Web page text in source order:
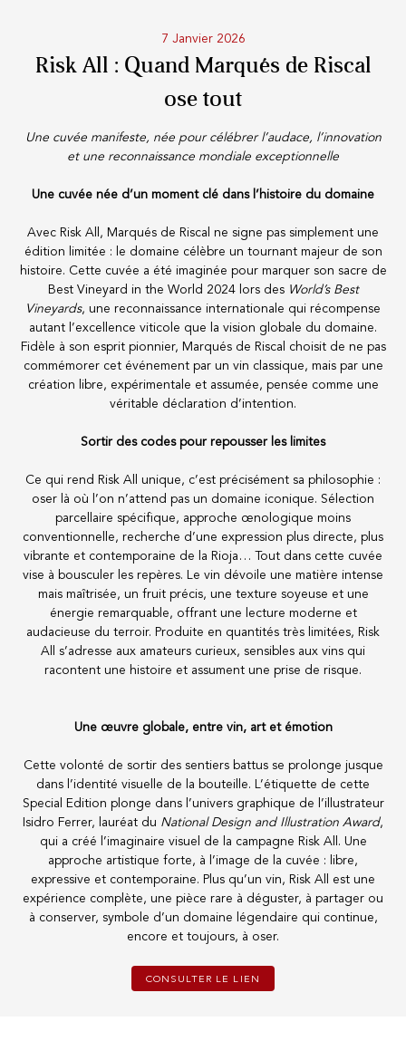
Conditions optimales
Satigny
EXPLOREZ VINOTHÈQUE.CH
Producteurs
Vins
Porto
Promotions
LA MAISON VINOTHÈQUE
Présentation
Actualités
Mentions Légales
Confidentialité
CGV
Contact
La vinotheque S.A.
Rue des Sablières 5 - 1242 Satigny
Changer de langueEnglish- Deutsch
7 Janvier 2026
Risk All : Quand Marqués de Riscal
ose tout
Une cuvée manifeste, née pour célébrer l’audace, l’innovation
et une reconnaissance mondiale exceptionnelle
Une cuvée née d’un moment clé dans l’histoire du domaine
Avec Risk All, Marqués de Riscal ne signe pas simplement une
édition limitée : le domaine célèbre un tournant majeur de son
histoire. Cette cuvée a été imaginée pour marquer son sacre de
Best Vineyard in the World 2024 lors des World’s Best
Vineyards, une reconnaissance internationale qui récompense
autant l’excellence viticole que la vision globale du domaine.
Fidèle à son esprit pionnier, Marqués de Riscal choisit de ne pas
commémorer cet événement par un vin classique, mais par une
création libre, expérimentale et assumée, pensée comme une
véritable déclaration d’intention.
Sortir des codes pour repousser les limites
Ce qui rend Risk All unique, c’est précisément sa philosophie :
oser là où l’on n’attend pas un domaine iconique. Sélection
parcellaire spécifique, approche œnologique moins
conventionnelle, recherche d’une expression plus directe, plus
vibrante et contemporaine de la Rioja… Tout dans cette cuvée
vise à bousculer les repères. Le vin dévoile une matière intense
mais maîtrisée, un fruit précis, une texture soyeuse et une
énergie remarquable, offrant une lecture moderne et
audacieuse du terroir. Produite en quantités très limitées, Risk
All s’adresse aux amateurs curieux, sensibles aux vins qui
racontent une histoire et assument une prise de risque.
Une œuvre globale, entre vin, art et émotion
Cette volonté de sortir des sentiers battus se prolonge jusque
dans l’identité visuelle de la bouteille. L’étiquette de cette
Special Edition plonge dans l’univers graphique de l’illustrateur
Isidro Ferrer, lauréat du National Design and Illustration Award,
qui a créé l’imaginaire visuel de la campagne Risk All. Une
approche artistique forte, à l’image de la cuvée : libre,
expressive et contemporaine. Plus qu’un vin, Risk All est une
expérience complète, une pièce rare à déguster, à partager ou
à conserver, symbole d’un domaine légendaire qui continue,
encore et toujours, à oser.
CONSULTER LE LIEN